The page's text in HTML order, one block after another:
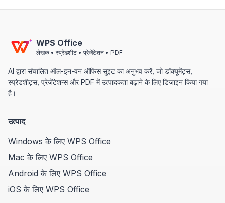
WPS Office
लेखक • स्प्रेडशीट • प्रेजेंटेशन • PDF
AI द्वारा संचालित ऑल-इन-वन ऑफिस सुइट का अनुभव करें, जो डॉक्यूमेंट्स,
स्प्रेडशीट्स, प्रेजेंटेशन्स और PDF में उत्पादकता बढ़ाने के लिए डिज़ाइन किया गया
है।
उत्पाद
Windows के लिए WPS Office
Mac के लिए WPS Office
Android के लिए WPS Office
iOS के लिए WPS Office